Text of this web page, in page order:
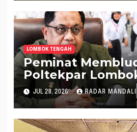
LOMBOK TENGAH
Peminat
Poltekpar
560 Mahasiswa
JUL 28, 2026 RADAR